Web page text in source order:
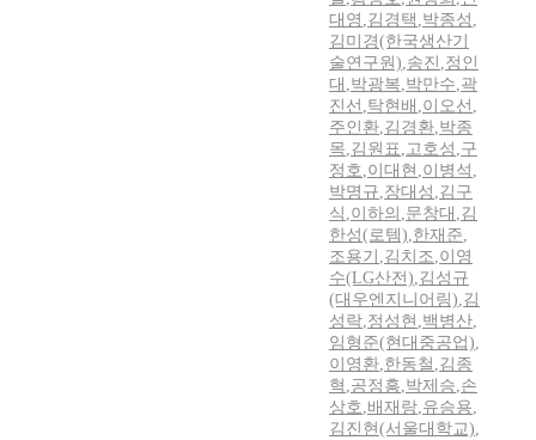
대영 ,김경택 ,박종성 ,
김미경(한국생산기
술연구원),송진 ,정인
대 ,박광복,박만수,곽
진선 ,탁현배 ,이오선 ,
주인환,김경환,박종
목,김원표,고호성 ,구
정호,이대현 ,이병석 ,
박명규,장대성 ,김구
식 ,이하의 ,문창대 ,김
한성(로템),한재준,
조용기 ,김치조,이영
수(LG산전),김성규
(대우엔지니어링),김
성락,정성현 ,백병산,
임형준(현대중공업),
이영환,한동철 ,김종
혁 ,공정흥,박제승,손
상호,배재랑,유승용,
김진현(서울대학교),